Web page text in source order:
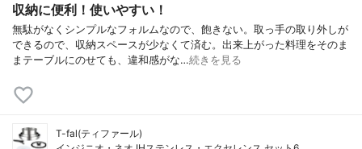
収納に便利！使いやすい！
無駄がなくシンプルなフォルムなので、飽きない。取っ手の取り外しが
できるので、収納スペースが少なくて済む。出来上がった料理をそのま
まテーブルにのせても、違和感がな…続きを見る
T-fal(ティファール)